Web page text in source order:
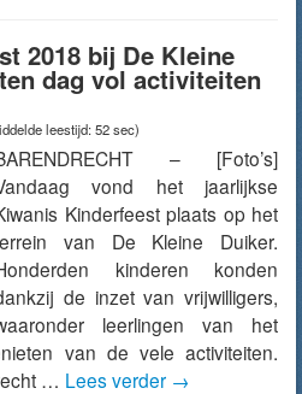
2018 bij De Kleine
dag vol activiteiten
leestijd: 52 sec)
– [Foto’s]
vond het jaarlijkse
Kinderfeest plaats op het
van De Kleine Duiker.
kinderen konden
de inzet van vrijwilligers,
leerlingen van het
van de vele activiteiten.
… Lees verder →